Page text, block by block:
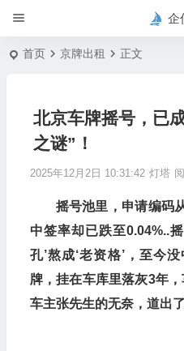
企
首页 京牌出租 正文
北京车牌摇号，已
之谜”！
2025年12月2日 10:31:42 灯塔
摇号池里，申请编码
中签率却已跌至0.04%..
孔’熬成‘老资格’，至今
牌，挂在车库里落灰3年
车主张先生的无奈，道出